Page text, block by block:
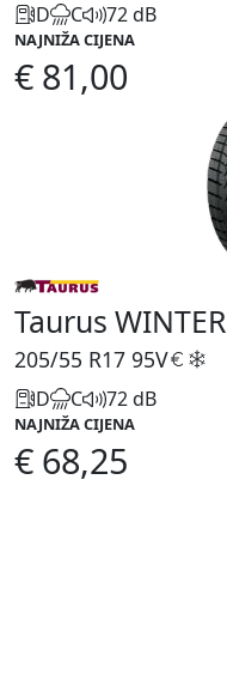
D C 72 dB
NAJNIŽA CIJENA
€ 81,00
Taurus WINTER
205/55 R17 95V
D C 72 dB
NAJNIŽA CIJENA
€ 68,25